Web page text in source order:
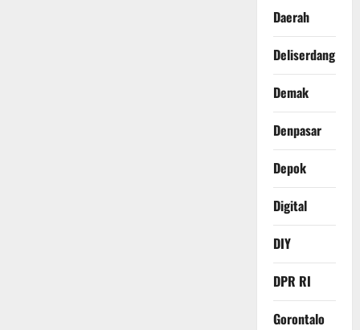
Daerah
Deliserdang
Demak
Denpasar
Depok
Digital
DIY
DPR RI
Gorontalo